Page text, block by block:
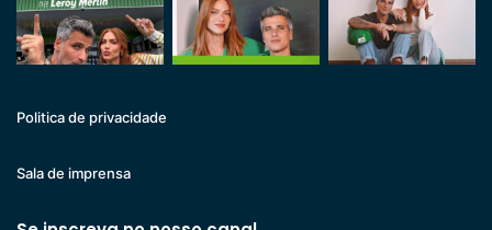
Politica de privacidade
Sala de imprensa